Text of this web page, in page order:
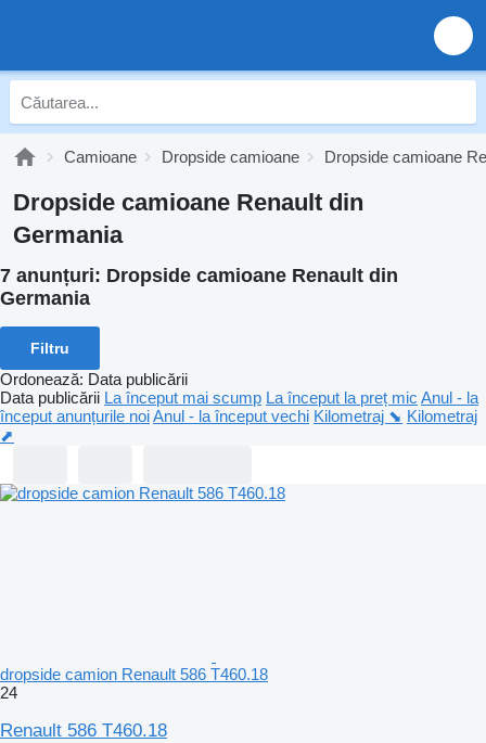
Camioane Dropside camioane Dropside camioane
Dropside camioane Renault din
Germania
7 anunțuri: Dropside camioane Renault din
Germania
Filtru
Ordonează: Data publicării
Data publicării La început mai scump La început la preț mic Anul - la
început anunțurile noiAnul - la început vechi Kilometraj ⬊ Kilometraj
⬈
dropside camion Renault 586 T460.18
24
Renault 586 T460.18